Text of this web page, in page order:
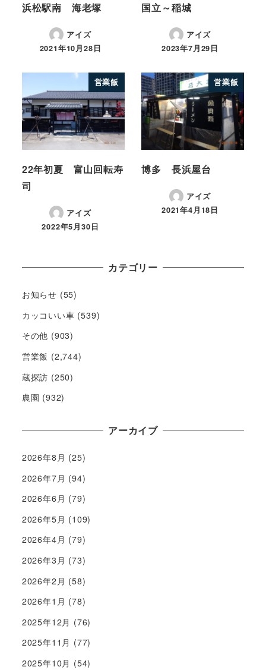
浜松駅南 海老塚
アイズ
2021年10月28日
国立～稲城
アイズ
2023年7月29日
営業飯
22年初夏 富山回転寿
司
アイズ
2022年5月30日
営業飯
博多 長浜屋台
アイズ
2021年4月18日
カテゴリー
お知らせ (55)
カッコいい車 (539)
その他 (903)
営業飯 (2,744)
蔵探訪 (250)
農園 (932)
アーカイブ
2026年8月 (25)
2026年7月 (94)
2026年6月 (79)
2026年5月 (109)
2026年4月 (79)
2026年3月 (73)
2026年2月 (58)
2026年1月 (78)
2025年12月 (76)
2025年11月 (77)
2025年10月 (54)